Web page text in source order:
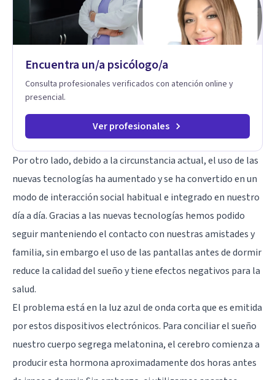
Encuentra un/a psicólogo/a
Consulta profesionales verificados con atención online y
presencial.
Ver profesionales
Por otro lado, debido a la circunstancia actual, el uso de las
nuevas tecnologías ha aumentado y se ha convertido en un
modo de interacción social habitual e integrado en nuestro
día a día. Gracias a las nuevas tecnologías hemos podido
seguir manteniendo el contacto con nuestras amistades y
familia, sin embargo el uso de las pantallas antes de dormir
reduce la calidad del sueño y tiene efectos negativos para la
salud.
El problema está en la luz azul de onda corta que es emitida
por estos dispositivos electrónicos. Para conciliar el sueño
nuestro cuerpo segrega melatonina, el cerebro comienza a
producir esta hormona aproximadamente dos horas antes